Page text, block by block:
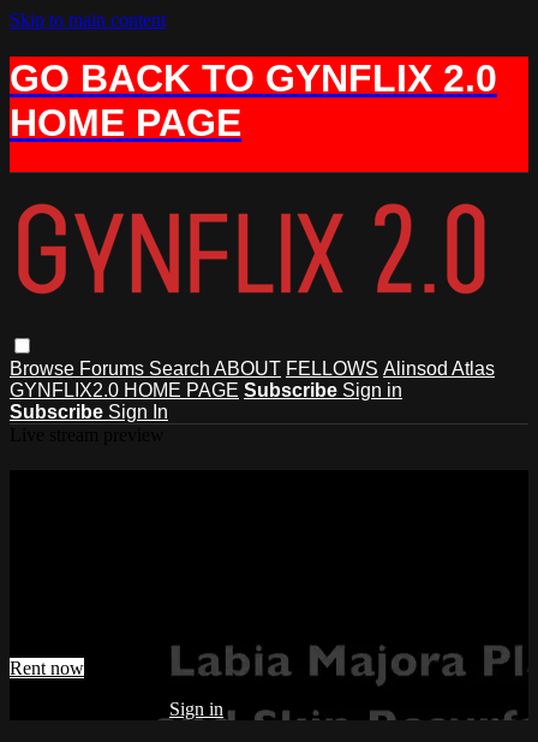
Skip to main content
GO BACK TO GYNFLIX 2.0
HOME PAGE
Browse Forums Search ABOUT FELLOWS Alinsod Atlas
GYNFLIX2.0 HOME PAGE Subscribe Sign in
Subscribe Sign In
Rent now
Sign in